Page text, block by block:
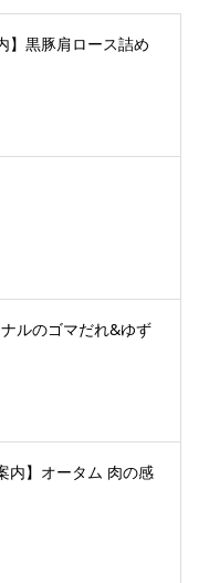
】黒豚肩ロース詰め
ルのゴマだれ&ゆず
内】オータム 肉の感